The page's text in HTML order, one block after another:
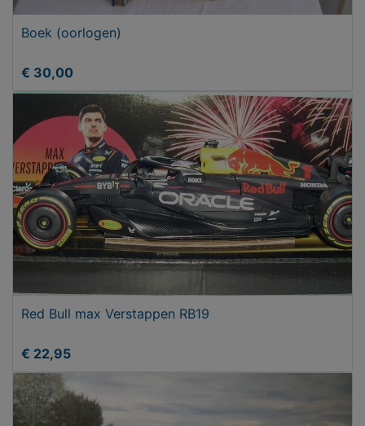
Boek (oorlogen)
€ 30,00
Red Bull max Verstappen RB19
€ 22,95